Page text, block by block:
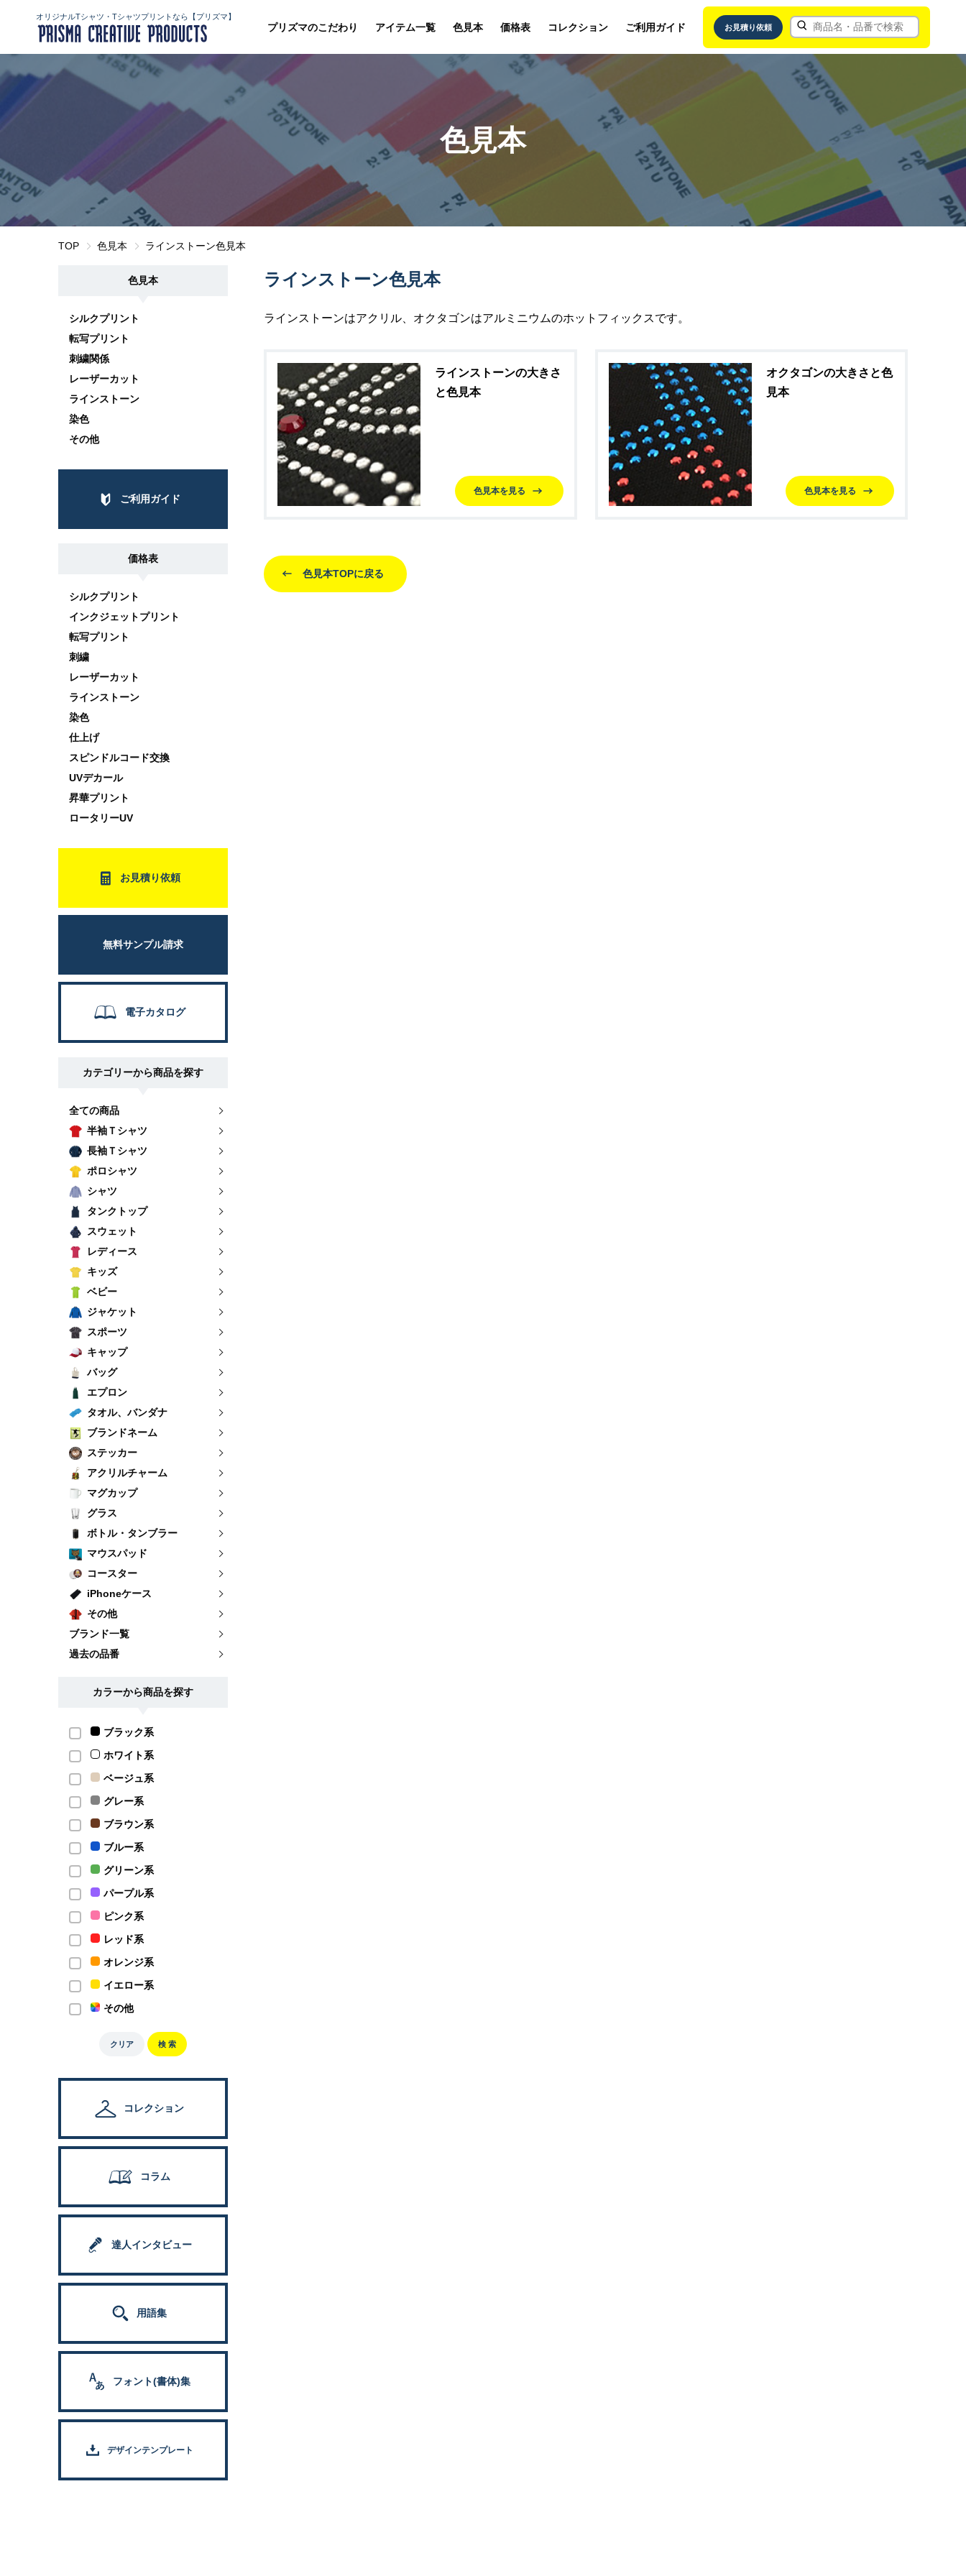
オリジナルTシャツ・Tシャツプリントなら【プリズマ】
プリズマのこだわり アイテム一覧 色見本 価格表 コレクション ご利用ガイド お見積り依頼
色見本
TOP 色見本 ラインストーン色見本
色見本
シルクプリント
転写プリント
刺繍関係
レーザーカット
ラインストーン
染色
その他
ご利用ガイド
価格表
シルクプリント
インクジェットプリント
転写プリント
刺繍
レーザーカット
ラインストーン
染色
仕上げ
スピンドルコード交換
UVデカール
昇華プリント
ロータリーUV
お見積り依頼
無料サンプル請求
電子カタログ
カテゴリーから商品を探す
全ての商品
半袖Ｔシャツ
長袖Ｔシャツ
ポロシャツ
シャツ
タンクトップ
スウェット
レディース
キッズ
ベビー
ジャケット
スポーツ
キャップ
バッグ
エプロン
タオル、バンダナ
ブランドネーム
ステッカー
アクリルチャーム
マグカップ
グラス
ボトル・タンブラー
マウスパッド
コースター
iPhoneケース
その他
ブランド一覧
過去の品番
カラーから商品を探す
ブラック系
ホワイト系
ベージュ系
グレー系
ブラウン系
ブルー系
グリーン系
パープル系
ピンク系
レッド系
オレンジ系
イエロー系
その他
クリア 検 索
コレクション
コラム
達人インタビュー
用語集
フォント(書体)集
デザインテンプレート
ラインストーン色見本
ラインストーンはアクリル、オクタゴンはアルミニウムのホットフィックスです。
ラインストーンの大きさ
と色見本
色見本を見る
オクタゴンの大きさと色
見本
色見本を見る
色見本TOPに戻る